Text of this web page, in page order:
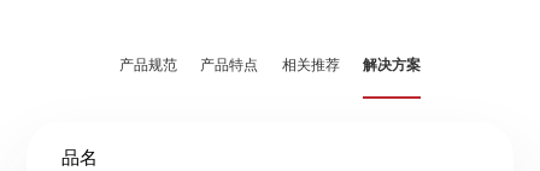
产品规范 产品特点 相关推荐 解决方案
品名